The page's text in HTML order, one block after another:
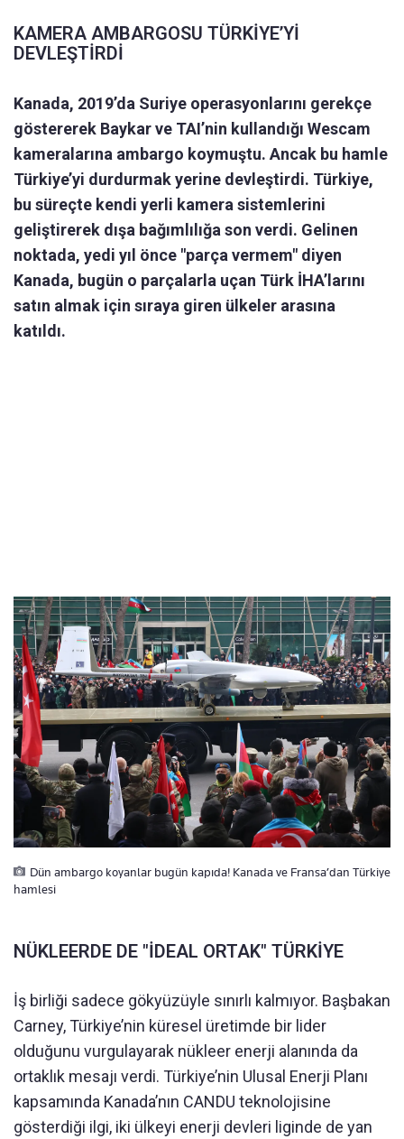
KAMERA AMBARGOSU TÜRKİYE’Yİ
DEVLEŞTİRDİ
Kanada, 2019’da Suriye operasyonlarını gerekçe
göstererek Baykar ve TAI’nin kullandığı Wescam
kameralarına ambargo koymuştu. Ancak bu hamle
Türkiye’yi durdurmak yerine devleştirdi. Türkiye,
bu süreçte kendi yerli kamera sistemlerini
geliştirerek dışa bağımlılığa son verdi. Gelinen
noktada, yedi yıl önce "parça vermem" diyen
Kanada, bugün o parçalarla uçan Türk İHA’larını
satın almak için sıraya giren ülkeler arasına
katıldı.
Dün ambargo koyanlar bugün kapıda! Kanada ve Fransa’dan Türkiye
hamlesi
NÜKLEERDE DE "İDEAL ORTAK" TÜRKİYE
İş birliği sadece gökyüzüyle sınırlı kalmıyor. Başbakan
Carney, Türkiye’nin küresel üretimde bir lider
olduğunu vurgulayarak nükleer enerji alanında da
ortaklık mesajı verdi. Türkiye’nin Ulusal Enerji Planı
kapsamında Kanada’nın CANDU teknolojisine
gösterdiği ilgi, iki ülkeyi enerji devleri liginde de yan